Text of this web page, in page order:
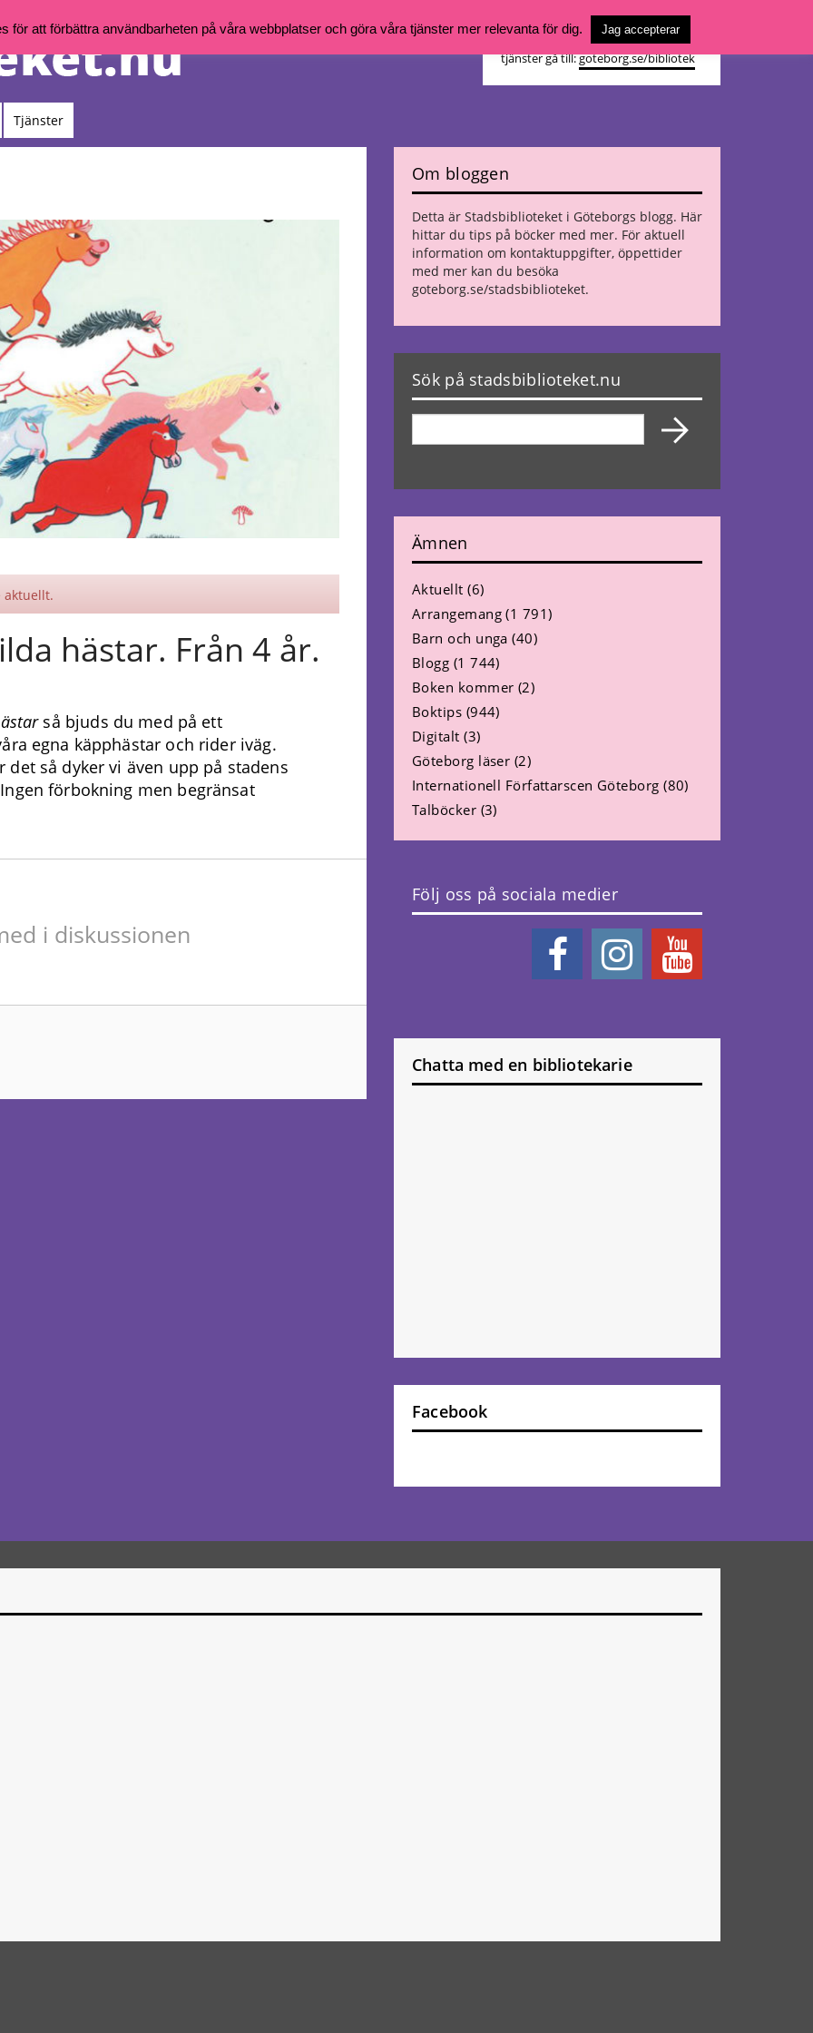
Tjänster
Vill du söka böcker, logga in på ditt
bibliotekskonto eller nå övriga
tjänster gå till:goteborg.se/bibliotek
aktuellt.
hästar. Från 4 år.
så bjuds du med på ett
egna käpphästar och rider iväg.
så dyker vi även upp på stadens
förbokning men begränsat
i diskussionen
Om bloggen
Detta är Stadsbiblioteket i Göteborgs blogg. Här
hittar du tips på böcker med mer. För aktuell
information om kontaktuppgifter, öppettider
med mer kan du besöka
goteborg.se/stadsbiblioteket.
Sök på stadsbiblioteket.nu
Ämnen
Aktuellt (6)
Arrangemang(1 791)
Barn och unga (40)
Blogg (1 744)
Boken kommer (2)
Boktips (944)
Digitalt (3)
Göteborg läser (2)
Internationell Författarscen Göteborg (80)
Talböcker (3)
Följ oss på sociala medier
Chatta med en bibliotekarie
Facebook
att förbättra användbarheten på våra webbplatser och göra våra tjänster mer relevanta för dig. Jag accepterar